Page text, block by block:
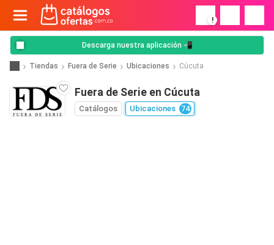
!
Descarga nuestra aplicación 📲
Tiendas Fuera de Serie Ubicaciones Cúcuta
Fuera de Serie en Cúcuta
Catálogos Ubicaciones 74